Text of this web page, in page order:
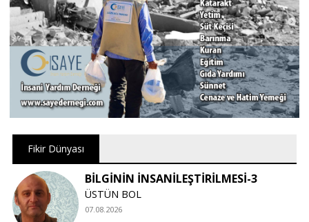
Fikir Dünyası
BİLGİNİN İNSANİLEŞTİRİLMESİ-3
ÜSTÜN BOL
07.08.2026